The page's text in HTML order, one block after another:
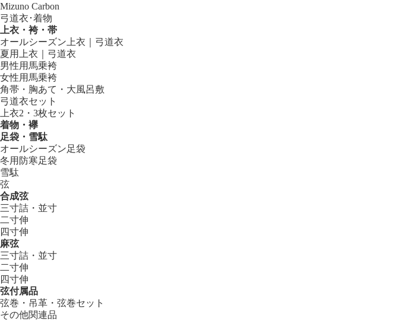
Mizuno Carbon
弓道衣･着物
上衣・袴・帯
オールシーズン上衣｜弓道衣
夏用上衣｜弓道衣
男性用馬乗袴
女性用馬乗袴
角帯・胸あて・大風呂敷
弓道衣セット
上衣2・3枚セット
着物・襷
足袋・雪駄
オールシーズン足袋
冬用防寒足袋
雪駄
弦
合成弦
三寸詰・並寸
二寸伸
四寸伸
麻弦
三寸詰・並寸
二寸伸
四寸伸
弦付属品
弦巻・吊革・弦巻セット
その他関連品